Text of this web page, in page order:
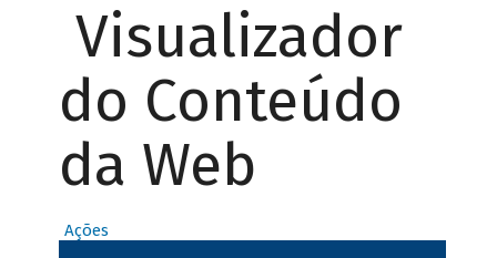
Visualizador
do Conteúdo
da Web
Ações